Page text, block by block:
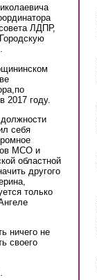
ЛДПР,
2017 году.
себя
МСО и
областной
другого
только
ничего не
своего